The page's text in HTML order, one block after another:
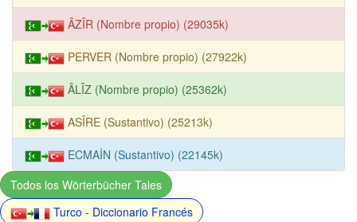
ÂZÎR (Nombre propio) (29035k)
PERVER (Nombre propio) (27922k)
ÂLÎZ (Nombre propio) (25362k)
ASÎRE (Sustantivo) (25213k)
ECMAİN (Sustantivo) (22145k)
Todos los Wörterbücher Tales
Turco - Diccionario Francés